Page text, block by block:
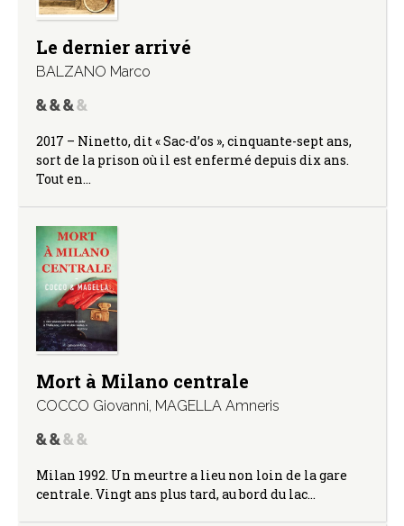
Le dernier arrivé
BALZANO Marco
2017 – Ninetto, dit « Sac-d’os », cinquante-sept ans,
sort de la prison où il est enfermé depuis dix ans.
Tout en…
Mort à Milano centrale
COCCO Giovanni, MAGELLA Amneris
Milan 1992. Un meurtre a lieu non loin de la gare
centrale. Vingt ans plus tard, au bord du lac…